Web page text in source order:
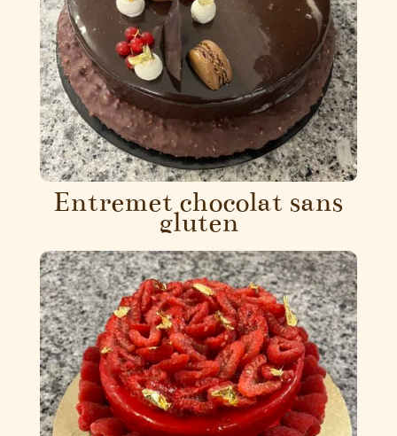
Entremet chocolat sans
gluten